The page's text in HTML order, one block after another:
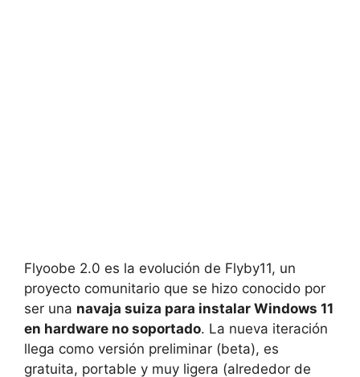
Flyoobe 2.0 es la evolución de Flyby11, un
proyecto comunitario que se hizo conocido por
ser una navaja suiza para instalar Windows 11
en hardware no soportado. La nueva iteración
llega como versión preliminar (beta), es
gratuita, portable y muy ligera (alrededor de